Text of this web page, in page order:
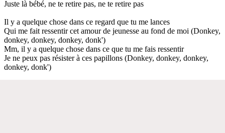
Juste là bébé, ne te retire pas, ne te retire pas
Il y a quelque chose dans ce regard que tu me lances
Qui me fait ressentir cet amour de jeunesse au fond de moi (Donkey,
donkey, donkey, donkey, donk')
Mm, il y a quelque chose dans ce que tu me fais ressentir
Je ne peux pas résister à ces papillons (Donkey, donkey, donkey,
donkey, donk')